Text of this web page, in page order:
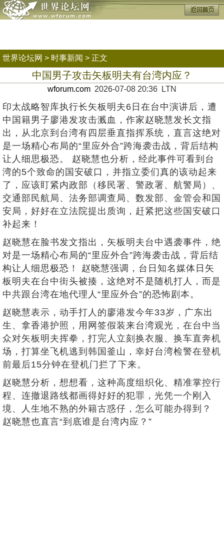
世界论坛网 > 时事新闻 > 正文
中国男子攻击矢板明夫有台湾内应？
wforum.com 2026-07-08 20:36 LTN
印太战略智库执行长矢板明夫6日在台中演讲后，遭
中国籍男子廖港发攻击溅血，作家赵晓慧发长文指
出，从北京到台湾有四层垂直指挥系统，直言这绝对
是一场精心布局的“里应外合”跨海袭击战，背后结构
让人细思极恐。 赵晓慧也分析，经此事件可看到台
湾的5个致命的国安破口，并指立委们真的该动起来
了，应该盯紧内政部（移民署、警政署、航警局）、
交通部民航局、法务部调查局、数发部、金管会和国
安局，好好在立法院提出质询，赶紧把这些国安破口
补起来！
赵晓慧在脸书发文指出，矢板明夫台中遇袭事件，绝
对是一场精心布局的“里应外合”跨海袭击战，背后结
构让人细思极恐！ 赵晓慧强调，台日知名媒体日矢
板明夫在台中街头被揍，这绝对不是随机打人，而是
中共跟台湾在地代理人“里应外合”的恐怖剧本。
赵晓慧表示，动手打人的廖港发今年33岁，广东出
生、拿香港护照，用网签假装来台湾观光，在台中当
众对矢板明夫挥拳，打完人立刻换衣服、换车直奔机
场，打算坐飞机逃到韩国釜山，幸好台湾检警在登机
前最后15分钟在登机门拦了下来。
赵晓慧分析，想想看，这种高度组织化、精准掌控行
程、连撤退路线都画得好好的犯罪，光凭一个刚入
境、人生地不熟的外籍古惑仔，怎么可能办得到？
赵晓慧也直言“到底谁是台湾内应？”